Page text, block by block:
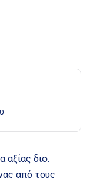
αξίας δισ.
από τους